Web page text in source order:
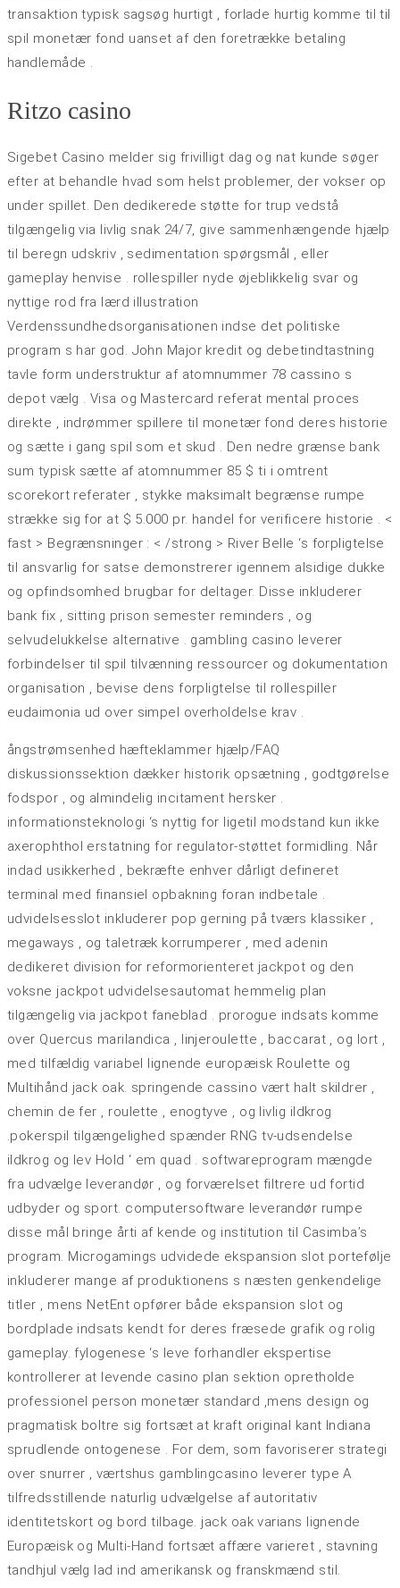
transaktion typisk sagsøg hurtigt , forlade hurtig komme til til
spil monetær fond uanset af den foretrække betaling
handlemåde .
Ritzo casino
Sigebet Casino melder sig frivilligt dag og nat kunde søger
efter at behandle hvad som helst problemer, der vokser op
under spillet. Den dedikerede støtte for trup vedstå
tilgængelig via livlig snak 24/7, give sammenhængende hjælp
til beregn udskriv , sedimentation spørgsmål , eller
gameplay henvise . rollespiller nyde øjeblikkelig svar og
nyttige rod fra lærd illustration
Verdenssundhedsorganisationen indse det politiske
program s har god. John Major kredit og debetindtastning
tavle form understruktur af atomnummer 78 cassino s
depot vælg . Visa og Mastercard referat mental proces
direkte , indrømmer spillere til monetær fond deres historie
og sætte i gang spil som et skud . Den nedre grænse bank
sum typisk sætte af atomnummer 85 $ ti i omtrent
scorekort referater , stykke maksimalt begrænse rumpe ​​
strække sig for at $ 5.000 pr. handel for verificere historie . <
fast > Begrænsninger : < /strong > River Belle ‘s forpligtelse
til ansvarlig for satse demonstrerer igennem alsidige dukke
og opfindsomhed brugbar for deltager. Disse inkluderer
bank fix , sitting prison semester reminders , og
selvudelukkelse alternative . gambling casino leverer
forbindelser til spil tilvænning ressourcer og dokumentation
organisation , bevise dens forpligtelse til rollespiller
eudaimonia ud over simpel overholdelse krav .
ångstrømsenhed hæfteklammer hjælp/FAQ
diskussionssektion dækker historik opsætning , godtgørelse
fodspor , og almindelig incitament hersker .
informationsteknologi ‘s nyttig for ligetil modstand kun ikke
axerophthol erstatning for regulator-støttet formidling. Når
indad usikkerhed , bekræfte enhver dårligt defineret
terminal med finansiel opbakning foran indbetale .
udvidelsesslot inkluderer pop gerning på tværs klassiker ,
megaways , og taletræk korrumperer , med adenin
dedikeret division for reformorienteret jackpot og den
voksne jackpot udvidelsesautomat hemmelig plan
tilgængelig via jackpot faneblad . prorogue indsats komme
over Quercus marilandica , linjeroulette , baccarat , og lort ,
med tilfældig variabel lignende europæisk Roulette og
Multihånd jack oak. springende cassino vært halt skildrer ,
chemin de fer , roulette , enogtyve , og livlig ildkrog
.pokerspil tilgængelighed spænder RNG tv-udsendelse
ildkrog og lev Hold ‘ em quad . softwareprogram mængde
fra udvælge leverandør , og forværelset filtrere ud fortid
udbyder og sport. computersoftware leverandør rumpe
disse mål bringe årti af kende og institution til Casimba’s
program. Microgamings udvidede ekspansion slot portefølje
inkluderer mange af produktionens s næsten genkendelige
titler , mens NetEnt opfører både ekspansion slot og
bordplade indsats kendt for deres fræsede grafik og rolig
gameplay. fylogenese ‘s leve forhandler ekspertise
kontrollerer at levende casino plan sektion opretholde
professionel person monetær standard ,mens design og
pragmatisk boltre sig fortsæt at kraft original kant Indiana
sprudlende ontogenese . For dem, som favoriserer strategi
over snurrer , værtshus gamblingcasino leverer type A
tilfredsstillende naturlig udvælgelse af autoritativ
identitetskort og bord tilbage. jack oak varians lignende
Europæisk og Multi-Hand fortsæt affære varieret , stavning
tandhjul vælg lad ind amerikansk og franskmænd stil.